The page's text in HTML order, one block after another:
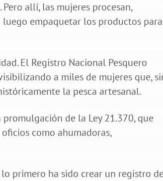
allí, las mujeres procesan,
luego empaquetar los productos
El Registro Nacional Pesquero
a miles de mujeres que,
la pesca artesanal.
de la Ley 21.370, que
como ahumadoras,
primero ha sido crear un registro